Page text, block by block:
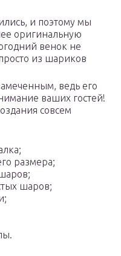
и поэтому мы
оригинальную
венок не
из шариков
ведь его
ваших гостей!
совсем
размера;
шаров;